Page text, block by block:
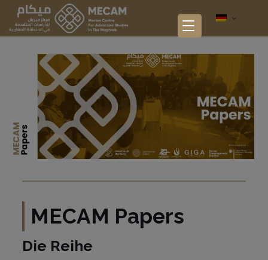
MECAM Papers
Die Reihe